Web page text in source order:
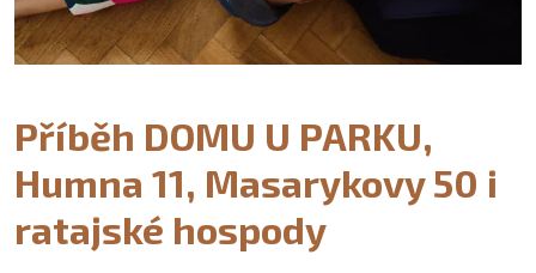
Příběh DOMU U PARKU,
Humna 11, Masarykovy 50 i
ratajské hospody